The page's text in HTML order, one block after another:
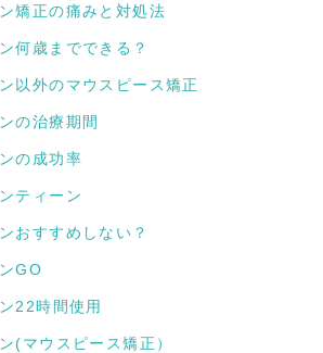
矯正の痛みと対処法
何歳までできる？
以外のマウスピース矯正
の治療期間
の成功率
ティーン
おすすめしない？
GO
22時間使用
(マウスピース矯正）